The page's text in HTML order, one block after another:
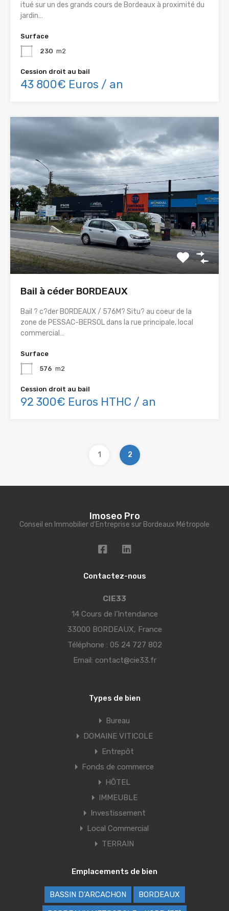
itué sur un des grands cours de Bordeaux à proximité du
jardin…
Surface
230 m2
Cession droit au bail
43 800€ Euros / an
Bail à céder BORDEAUX
Bail ? c?der BORDEAUX / 576M? Situ? au coeur de la
zone de PESSAC-BERSOL dans la rue principale, local
commercial…
Surface
576 m2
Cession droit au bail
92 300€ Euros HTHC / an
1 2
Imoseo Pro
Conseil en Immobilier d'Entreprise sur Bordeaux Métropole
Contactez-nous
CIE33
14 Cours de l’Intendance
33000 BORDEAUX, France
Téléphone : 05 24 727 802
Email: contact@cie33.fr
Types de bien
Bureau
DOMAINE VITICOLE
Entrepôt
Fonds de commerce
HÔTEL
IMMEUBLE
Investissement
Local Commercial
TERRAIN
Emplacements de bien
BASSIN D'ARCACHON BORDEAUX